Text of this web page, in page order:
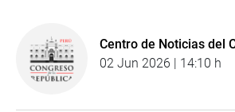
Centro de Noticias del
02 Jun 2026 | 14:10 h